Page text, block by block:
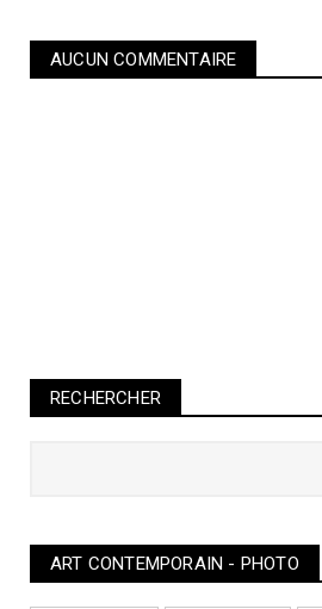
AUCUN COMMENTAIRE
RECHERCHER
ART CONTEMPORAIN - PHOTO